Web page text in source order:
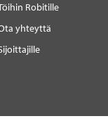
Robitille
yhteyttä